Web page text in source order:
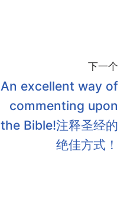
下一个
An excellent way of
commenting upon
the Bible!注释圣经的
绝佳方式！